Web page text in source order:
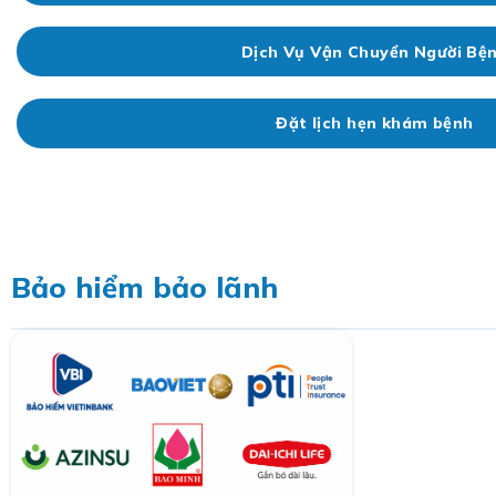
Dịch Vụ Vận Chuyển Người
Đặt lịch hẹn khám bệnh
Bảo hiểm bảo lãnh